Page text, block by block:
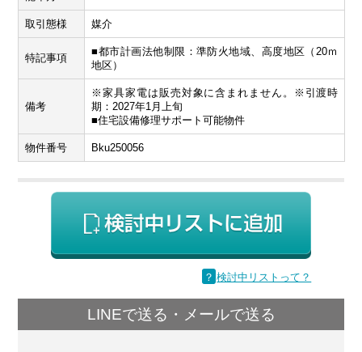
取引態様 媒介
特記事項
■都市計画法他制限：準防火地域、高度地区（20ｍ
地区）
備考
※家具家電は販売対象に含まれません。※引渡時
期：2027年1月上旬
■住宅設備修理サポート可能物件
物件番号 Bku250056
？ 検討中リストって？
LINEで送る・メールで送る